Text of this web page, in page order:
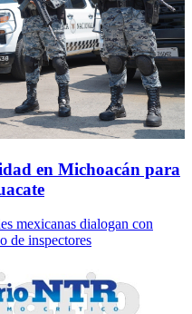
en Michoacán para
mexicanas dialogan con
de inspectores